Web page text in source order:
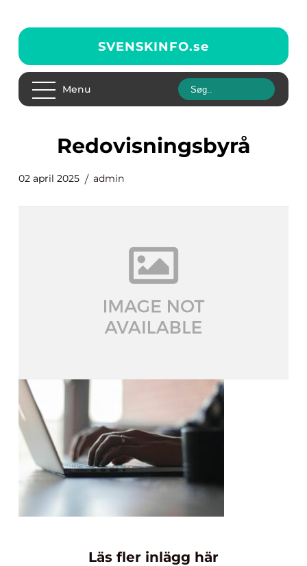
SVENSKINFO.se
Menu
Redovisningsbyrå
02 april 2025 admin
Läs fler inlägg här